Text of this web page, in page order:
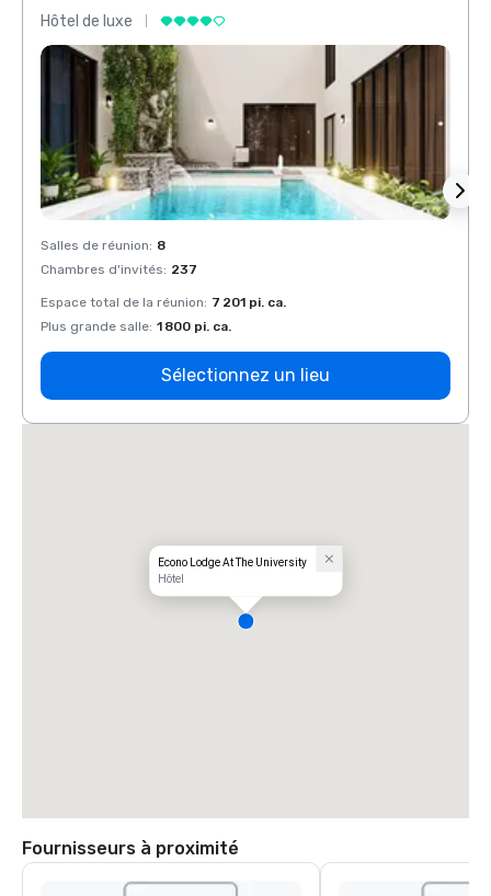
Hôtel de luxe
Salles de réunion: 8
Chambres d'invités: 237
Espace total de la réunion: 7 201 pi. ca.
Plus grande salle: 1 800 pi. ca.
Sélectionnez un lieu
Econo Lodge At The University
Hôtel
Fournisseurs à proximité